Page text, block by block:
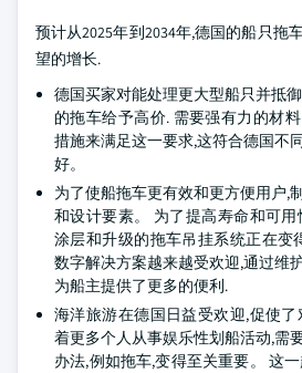
预计从2025年到2034年,德国的船只拖
望的增长.
德国买家对能处理更大型船只并抵
的拖车给予高价. 需要强有力的材
措施来满足这一要求,这符合德国不
好。
为了使船拖车更有效和更方便用户,
和设计要素。 为了提高寿命和可
涂层和升级的拖车吊挂系统正在变
数字解决方案越来越受欢迎,通过维
为船主提供了更多的便利.
海洋旅游在德国日益受欢迎,促使
着更多个人从事娱乐性划船活动,需
办法,例如拖车,变得至关重要。 这